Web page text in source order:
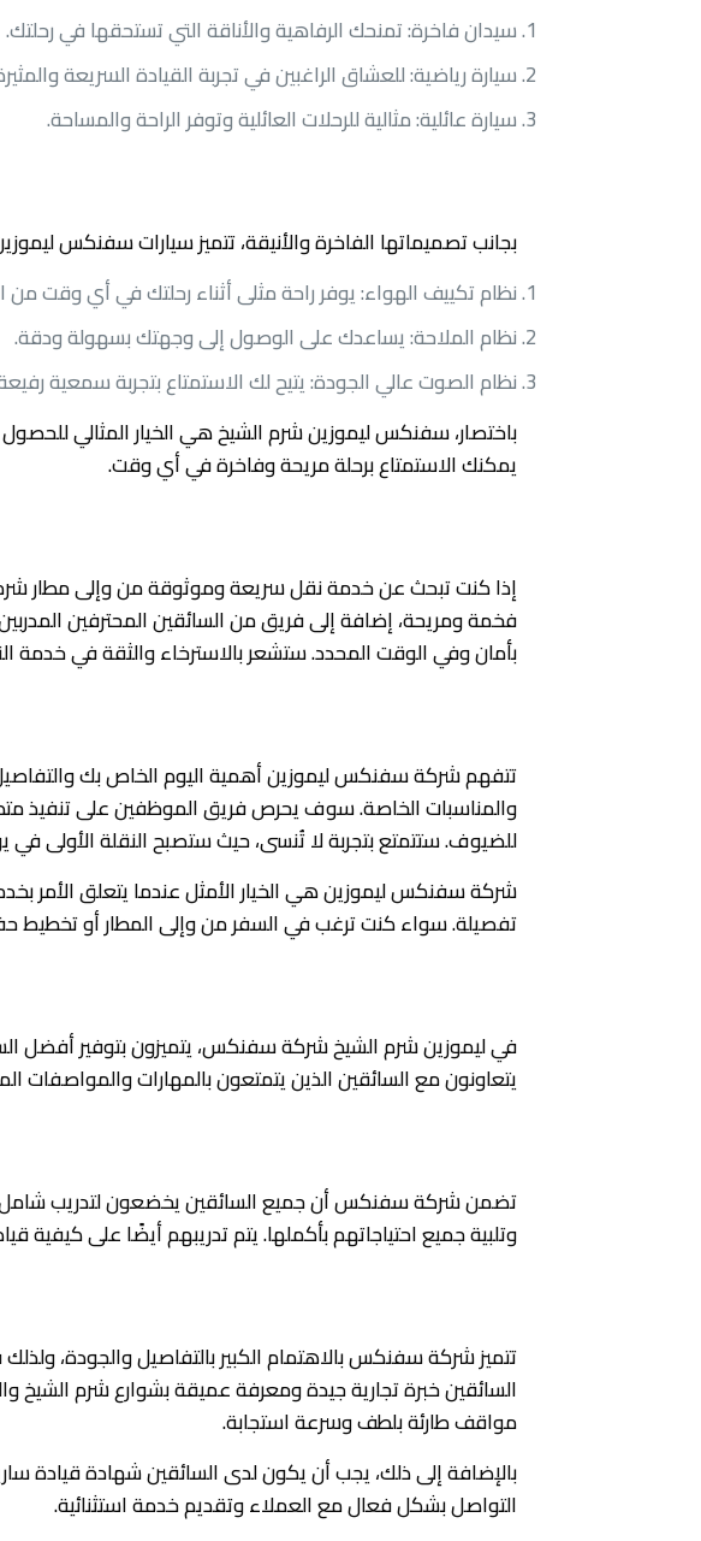
سيدان فاخرة: تمنحك الرفاهية والأناقة التي تستحقها في رحلتك.
سيارة رياضية: للعشاق الراغبين في تجربة القيادة السريعة
سيارة عائلية: مثالية للرحلات العائلية وتوفر الراحة والمساحة.
بجانب تصميماتها الفاخرة والأنيقة، تتميز سيارات سفنكس
نظام تكييف الهواء: يوفر راحة مثلى أثناء رحلتك في أي وقت من
نظام الملاحة: يساعدك على الوصول إلى وجهتك بسهولة ودقة.
نظام الصوت عالي الجودة: يتيح لك الاستمتاع بتجربة سمعية رفيعة
باختصار، سفنكس ليموزين شرم الشيخ هي الخيار المثالي
يمكنك الاستمتاع برحلة مريحة وفاخرة في أي وقت.
إذا كنت تبحث عن خدمة نقل سريعة وموثوقة من وإلى مطار
فخمة ومريحة، إضافة إلى فريق من السائقين المحترفين
بأمان وفي الوقت المحدد. ستشعر بالاسترخاء والثقة في
تتفهم شركة سفنكس ليموزين أهمية اليوم الخاص بك
والمناسبات الخاصة. سوف يحرص فريق الموظفين على تنفيذ
للضيوف. ستتمتع بتجربة لا تُنسى، حيث ستصبح النقلة الأولى في
شركة سفنكس ليموزين هي الخيار الأمثل عندما يتعلق الأمر
تفصيلة. سواء كنت ترغب في السفر من وإلى المطار أو تخطيط
في ليموزين شرم الشيخ شركة سفنكس، يتميزون بتوفير أفضل
يتعاونون مع السائقين الذين يتمتعون بالمهارات والمواصفات
تضمن شركة سفنكس أن جميع السائقين يخضعون لتدريب شامل
وتلبية جميع احتياجاتهم بأكملها. يتم تدريبهم أيضًا على كيفية
تتميز شركة سفنكس بالاهتمام الكبير بالتفاصيل والجودة،
السائقين خبرة تجارية جيدة ومعرفة عميقة بشوارع شرم الشيخ
مواقف طارئة بلطف وسرعة استجابة.
بالإضافة إلى ذلك، يجب أن يكون لدى السائقين شهادة قيادة
التواصل بشكل فعال مع العملاء وتقديم خدمة استثنائية.